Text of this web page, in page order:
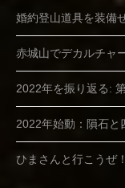
婚約登山道具を装備
赤城山でデカルチャ
2022年を振り返る:
2022年始動：隕石と
ひまさんと行こうぜ